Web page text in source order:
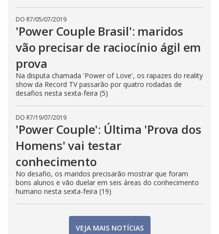
DO R7/05/07/2019
'Power Couple Brasil': maridos
vão precisar de raciocínio ágil em
prova
Na disputa chamada 'Power of Love', os rapazes do reality
show da Record TV passarão por quatro rodadas de
desafios nesta sexta-feira (5)
DO R7/19/07/2019
'Power Couple': Última 'Prova dos
Homens' vai testar
conhecimento
No desafio, os maridos precisarão mostrar que foram
bons alunos e vão duelar em seis áreas do conhecimento
humano nesta sexta-feira (19)
VEJA MAIS NOTÍCIAS